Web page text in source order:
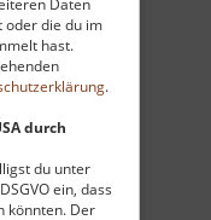
oder die du im
hast.
.
durch
du unter
ein, dass
könnten. Der